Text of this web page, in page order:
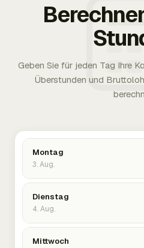
Geben Sie für jeden Tag Ihre
Überstunden und
Montag
3. Aug.
Dienstag
4. Aug.
Mittwoch